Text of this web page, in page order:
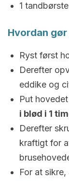
1 tandbørste
Hvordan
Ryst først
Derefter
eddike og
Put
i blød i 1
Derefter
kraftigt for
For at